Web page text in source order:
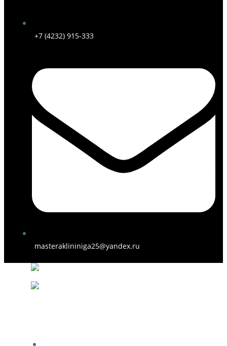
+7 (4232) 915-333
masteraklininiga25@yandex.ru